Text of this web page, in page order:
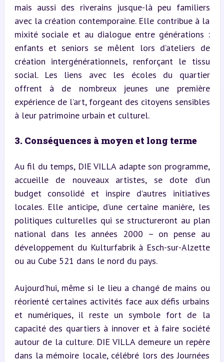
mais aussi des riverains jusque-là peu familiers
avec la création contemporaine. Elle contribue à la
mixité sociale et au dialogue entre générations :
enfants et seniors se mêlent lors d’ateliers de
création intergénérationnels, renforçant le tissu
social. Les liens avec les écoles du quartier
offrent à de nombreux jeunes une première
expérience de l’art, forgeant des citoyens sensibles
à leur patrimoine urbain et culturel.
3. Conséquences à moyen et long terme
Au fil du temps, DIE VILLA adapte son programme,
accueille de nouveaux artistes, se dote d’un
budget consolidé et inspire d’autres initiatives
locales. Elle anticipe, d’une certaine manière, les
politiques culturelles qui se structureront au plan
national dans les années 2000 – on pense au
développement du Kulturfabrik à Esch-sur-Alzette
ou au Cube 521 dans le nord du pays.
Aujourd’hui, même si le lieu a changé de mains ou
réorienté certaines activités face aux défis urbains
et numériques, il reste un symbole fort de la
capacité des quartiers à innover et à faire société
autour de la culture. DIE VILLA demeure un repère
dans la mémoire locale, célébré lors des Journées